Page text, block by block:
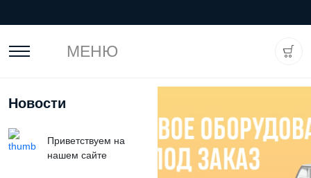
МЕНЮ
Новости
Приветствуем на
нашем сайте